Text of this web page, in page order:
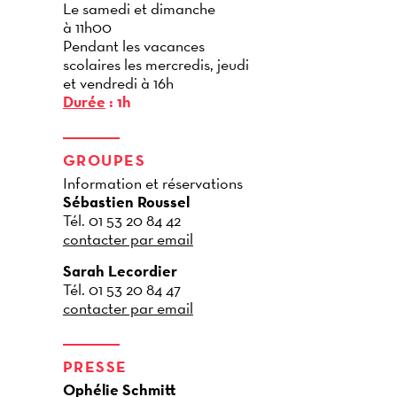
Le samedi et dimanche
à 11h00
Pendant les vacances
scolaires les mercredis, jeudi
et vendredi à 16h
Durée : 1h
GROUPES
Information et réservations
Sébastien Roussel
Tél. 01 53 20 84 42
contacter par email
Sarah Lecordier
Tél. 01 53 20 84 47
contacter par email
PRESSE
Ophélie Schmitt